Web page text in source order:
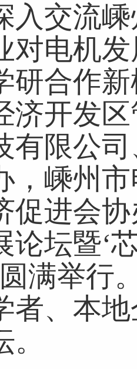
交流嵊
对电机
研合作
济开发
有限公
，嵊州
促进会
论坛暨‘
满举行
者、本